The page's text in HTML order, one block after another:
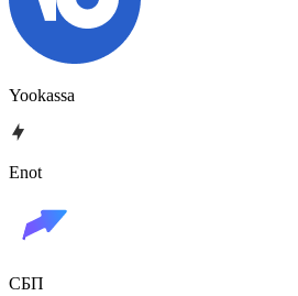
Yookassa
Enot
СБП